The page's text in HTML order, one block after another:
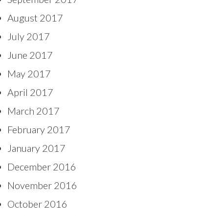
August 2017
July 2017
June 2017
May 2017
April 2017
March 2017
February 2017
January 2017
December 2016
November 2016
October 2016